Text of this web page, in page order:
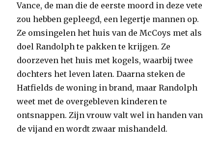
Vance, de man die de eerste moord in deze vete
zou hebben gepleegd, een legertje mannen op.
Ze omsingelen het huis van de McCoys met als
doel Randolph te pakken te krijgen. Ze
doorzeven het huis met kogels, waarbij twee
dochters het leven laten. Daarna steken de
Hatfields de woning in brand, maar Randolph
weet met de overgebleven kinderen te
ontsnappen. Zijn vrouw valt wel in handen van
de vijand en wordt zwaar mishandeld.